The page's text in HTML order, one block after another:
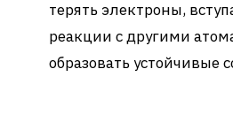
терять электроны,
реакции с другими
образовать устойчивые